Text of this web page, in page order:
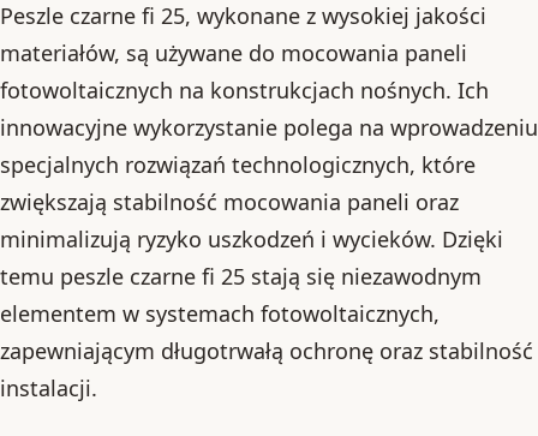
Peszle czarne fi 25, wykonane z wysokiej jakości
materiałów, są używane do mocowania paneli
fotowoltaicznych na konstrukcjach nośnych. Ich
innowacyjne wykorzystanie polega na wprowadzeniu
specjalnych rozwiązań technologicznych, które
zwiększają stabilność mocowania paneli oraz
minimalizują ryzyko uszkodzeń i wycieków. Dzięki
temu peszle czarne fi 25 stają się niezawodnym
elementem w systemach fotowoltaicznych,
zapewniającym długotrwałą ochronę oraz stabilność
instalacji.